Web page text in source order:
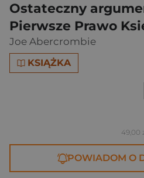
Ostateczny
Pierwsze Prawo
Joe Abercrombie
KSIĄŻKA
49,00
POWIADOM O